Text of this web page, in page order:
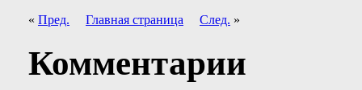
« Пред. Главная страница След. »
Комментарии